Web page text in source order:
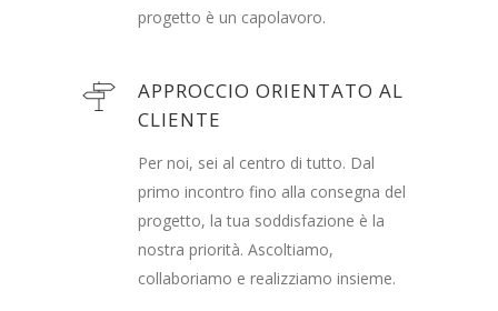
progetto è un capolavoro.
APPROCCIO ORIENTATO AL
CLIENTE
Per noi, sei al centro di tutto. Dal
primo incontro fino alla consegna del
progetto, la tua soddisfazione è la
nostra priorità. Ascoltiamo,
collaboriamo e realizziamo insieme.